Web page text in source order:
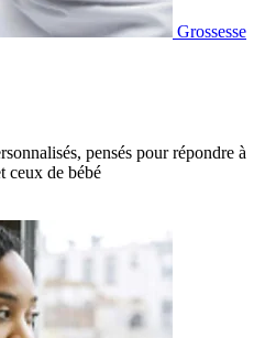
Grossesse
pensés pour répondre à
ceux de bébé